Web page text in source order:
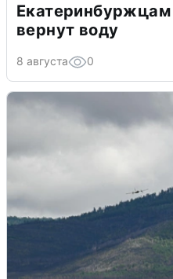
Екатеринбуржцам
вернут воду
8 августа 0